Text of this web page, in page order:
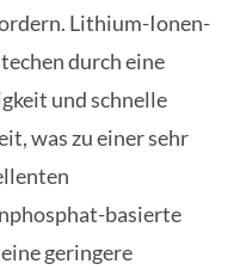
Lithium-Ionen-
durch eine
und schnelle
was zu einer sehr
basierte
geringere